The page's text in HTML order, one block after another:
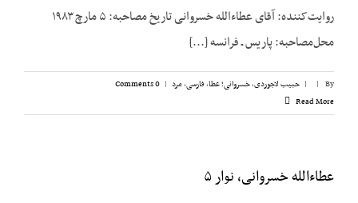
روایت‌کننده: آقای عطاءالله خسروانی تاریخ مصاحبه: ۵ مارچ ۱۹۸۳
محل‌مصاحبه: پاریس ـ فرانسه [...]
By
|
| حبیب لاجوردی,خسروانی؛ عطا,فارسی,مرد |
0 Comments
Read More
عطاءالله خسروانی، نوار ۵